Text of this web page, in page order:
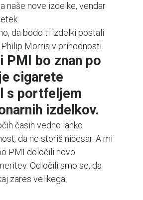
naše nove izdelke, vendar
da bodo ti izdelki postali
Morris v prihodnosti.
PMI bo znan po
cigarete
s portfeljem
izdelkov.
časih vedno lahko
da ne storiš ničesar. A mi
PMI določili novo
Odločili smo se, da
zares velikega.